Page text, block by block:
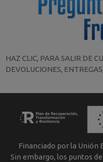
HAZ CLIC, PARA SALIR DE
DEVOLUCIONES,
Financiado por la Unión
Sin embargo, los puntos